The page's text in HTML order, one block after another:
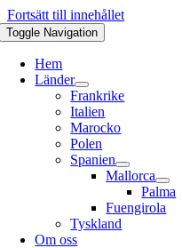
Fortsätt till innehållet
Toggle Navigation
Hem
Länder
Frankrike
Italien
Marocko
Polen
Spanien
Mallorca
Palma
Fuengirola
Tyskland
Om oss